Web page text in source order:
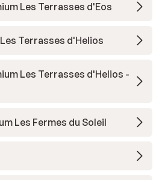
Les Terrasses d'Eos
Terrasses d'Helios
Les Terrasses d'Helios -
Les Fermes du Soleil